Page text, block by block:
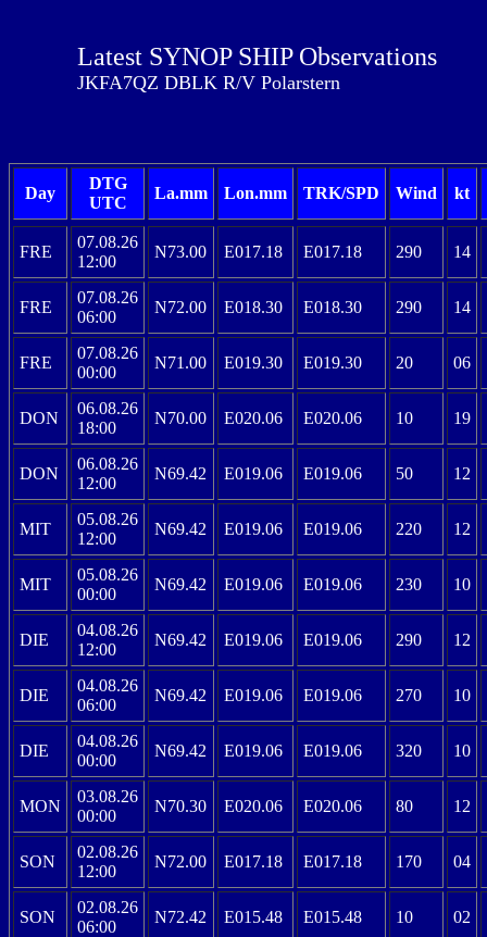
Latest SYNOP SHIP Observations
JKFA7QZ DBLK R/V Polarstern
Day
DTG
UTC
La.mm Lon.mm TRK/SPD Wind kt
FRE
07.08.26
12:00
N73.00 E017.18 E017.18 290 14
FRE
07.08.26
06:00
N72.00 E018.30 E018.30 290 14
FRE
07.08.26
00:00
N71.00 E019.30 E019.30 20 06
DON
06.08.26
18:00
N70.00 E020.06 E020.06 10 19
DON
06.08.26
12:00
N69.42 E019.06 E019.06 50 12
MIT
05.08.26
12:00
N69.42 E019.06 E019.06 220 12
MIT
05.08.26
00:00
N69.42 E019.06 E019.06 230 10
DIE
04.08.26
12:00
N69.42 E019.06 E019.06 290 12
DIE
04.08.26
06:00
N69.42 E019.06 E019.06 270 10
DIE
04.08.26
00:00
N69.42 E019.06 E019.06 320 10
MON
03.08.26
00:00
N70.30 E020.06 E020.06 80 12
SON
02.08.26
12:00
N72.00 E017.18 E017.18 170 04
SON
02.08.26
06:00
N72.42 E015.48 E015.48 10 02